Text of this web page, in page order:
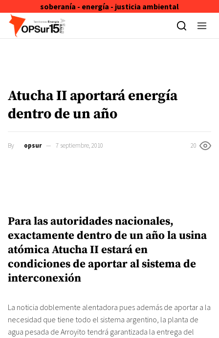
soberanía - energía - justicia ambiental
Skip to content
Atucha II aportará energía
dentro de un año
By opsur 7 septiembre, 2010 20
Para las autoridades nacionales,
exactamente dentro de un año la usina
atómica Atucha II estará en
condiciones de aportar al sistema de
interconexión
La noticia doblemente alentadora pues además de aportar a la
necesidad que tiene todo el sistema argentino, la planta de
agua pesada de Arroyito tendrá garantizada la entrega del